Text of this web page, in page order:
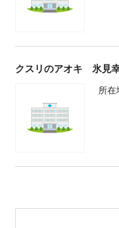
クスリのアオキ 氷見
所在